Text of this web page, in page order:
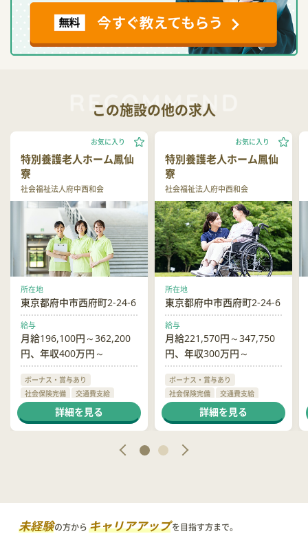
この施設の他の求人
特別養護老人ホーム鳳仙
寮
社会福祉法人府中西和会
お気に入り
所在地
東京都府中市西府町2-24-6
給与
月給196,100円～362,200
円、年収400万円～
ボーナス・賞与あり
社会保険完備
交通費支給
退職金あり
制服貸与
詳細を見る
特別養護老人ホーム鳳仙
寮
社会福祉法人府中西和会
お気に入り
所在地
東京都府中市西府町2-24-6
給与
月給221,570円～347,750
円、年収300万円～
ボーナス・賞与あり
社会保険完備
交通費支給
詳細を見る
未経験の方からキャリアアップを目指す方まで。